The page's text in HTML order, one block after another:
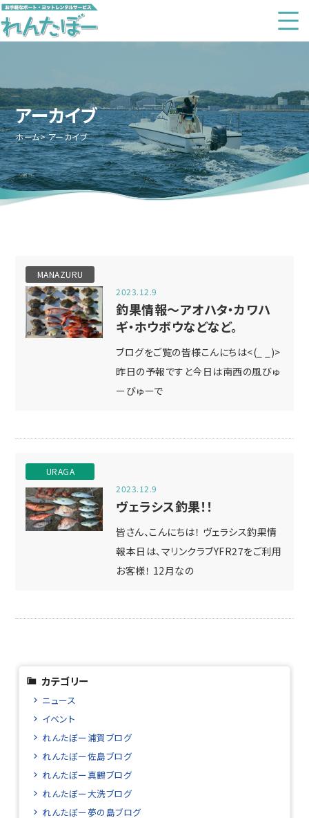
アーカイブ
ホーム アーカイブ
MANAZURU
2023.12.9
釣果情報～アオハタ・カワハ
ギ・ホウボウなどなど。
ブログをご覧の皆様こんにちは<(_ _)>
昨日の予報ですと今日は南西の風びゅ
ーびゅーで
URAGA
2023.12.9
ヴェラシス釣果！！
皆さん、こんにちは！ ヴェラシス釣果情
報本日は、マリンクラブYFR27をご利用
お客様！ 12月なの
カテゴリー
ニュース
イベント
れんたぼー浦賀ブログ
れんたぼー佐島ブログ
れんたぼー真鶴ブログ
れんたぼー大洗ブログ
れんたぼー夢の島ブログ